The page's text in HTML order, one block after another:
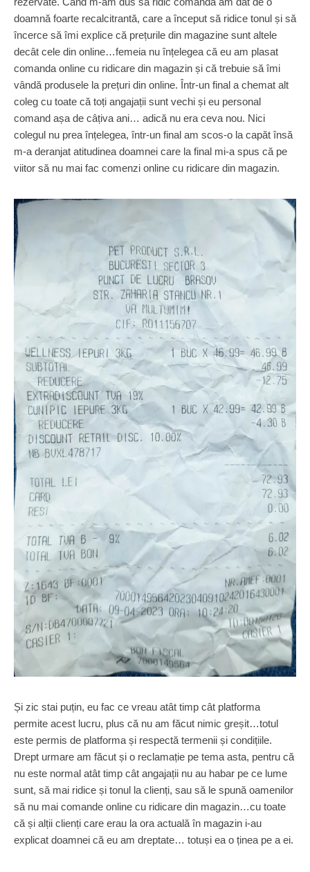
doamnă foarte recalcitrantă, care a început să ridice tonul și să
încerce să îmi explice că prețurile din magazine sunt altele
decât cele din online…femeia nu înțelegea că eu am plasat
comanda online cu ridicare din magazin și că trebuie să îmi
vândă produsele la prețuri din online. Într-un final a chemat alt
coleg cu toate că toți angajații sunt vechi și eu personal
comand așa de câțiva ani… adică nu era ceva nou. Nici
colegul nu prea înțelegea, într-un final am scos-o la capăt însă
m-a deranjat atitudinea doamnei care la final mi-a spus că pe
viitor să nu mai fac comenzi online cu ridicare din magazin.
Și zic stai puțin, eu fac ce vreau atât timp cât platforma
permite acest lucru, plus că nu am făcut nimic greșit…totul
este permis de platforma și respectă termenii și condițiile.
Drept urmare am făcut și o reclamație pe tema asta, pentru că
nu este normal atât timp cât angajații nu au habar pe ce lume
sunt, să mai ridice și tonul la clienți, sau să le spună oamenilor
să nu mai comande online cu ridicare din magazin…cu toate
că și alții clienți care erau la ora actuală în magazin i-au
explicat doamnei că eu am dreptate… totuși ea o ținea pe a ei.